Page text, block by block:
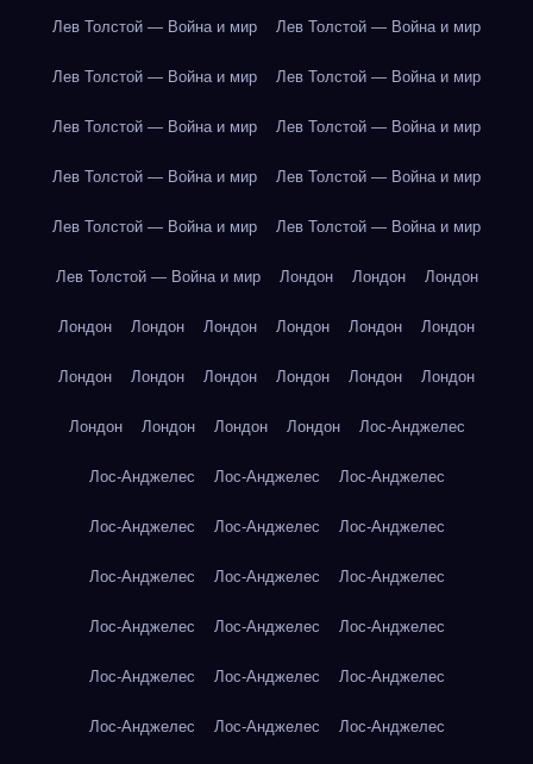
Лев Толстой — Война и мир Лев Толстой — Война и мир
Лев Толстой — Война и мир Лев Толстой — Война и мир
Лев Толстой — Война и мир Лев Толстой — Война и мир
Лев Толстой — Война и мир Лев Толстой — Война и мир
Лев Толстой — Война и мир Лев Толстой — Война и мир
Лев Толстой — Война и мир Лондон Лондон Лондон
Лондон Лондон Лондон Лондон Лондон Лондон
Лондон Лондон Лондон Лондон Лондон Лондон
Лондон Лондон Лондон Лондон Лос-Анджелес
Лос-Анджелес Лос-Анджелес Лос-Анджелес
Лос-Анджелес Лос-Анджелес Лос-Анджелес
Лос-Анджелес Лос-Анджелес Лос-Анджелес
Лос-Анджелес Лос-Анджелес Лос-Анджелес
Лос-Анджелес Лос-Анджелес Лос-Анджелес
Лос-Анджелес Лос-Анджелес Лос-Анджелес